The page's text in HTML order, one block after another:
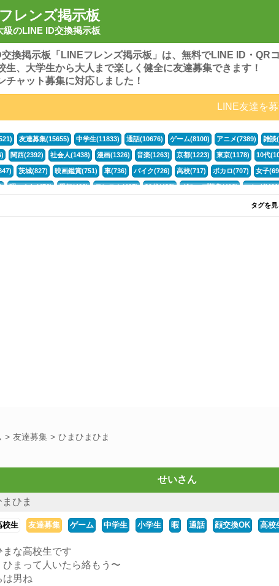
レンズ掲示板
級のLINE ID交換掲示板
交換掲示板「LINEフレンズ掲示板」は、無料でLINE ID・
生、大学生から大人まで楽しく健全に友達募集できます！
チャット募集に対応しました！
LINE友達を募
友達募集(15655) 中学生(11833) 通話(10676) ゲーム(8100) アニメ(7389) 雑談
関西(2392) 社会人(1438) 漫画(1326) 音楽(1263) 京都(1223) 東京(1178) 10代
茨城(827) 映画鑑賞(751) 車(736) バイク(726) 高校(717) ボカロ(707) 女子
暇つぶし(476) 愛知(468) モンスト(465) 30代(433) グループ募集(412) マンガ
フォートナ
タグを見
友達募集 ひまひまひま
せいさん
ひま
校生 友達募集 ゲーム 中学生 小学生 暇 通話 顔交換OK 高校
まな高校生です
ひまって人いたら絡もう〜
は男ね